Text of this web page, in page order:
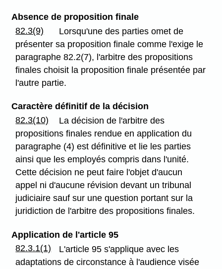
Absence de proposition finale
82.3(9)
Lorsqu'une des parties omet de
présenter sa proposition finale comme l'exige le
paragraphe 82.2(7), l'arbitre des propositions
finales choisit la proposition finale présentée par
l'autre partie.
Caractère définitif de la décision
82.3(10)
La décision de l'arbitre des
propositions finales rendue en application du
paragraphe (4) est définitive et lie les parties
ainsi que les employés compris dans l'unité.
Cette décision ne peut faire l'objet d'aucun
appel ni d'aucune révision devant un tribunal
judiciaire sauf sur une question portant sur la
juridiction de l'arbitre des propositions finales.
Application de l'article 95
82.3.1(1)
L'article 95 s'applique avec les
adaptations de circonstance à l'audience visée